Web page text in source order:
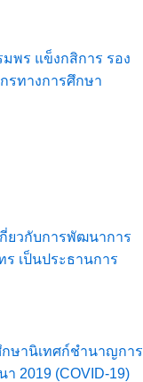
พร แข็งกสิการ รอง
รทางการศึกษา
ยวกับการพัฒนาการ
เป็นประธานการ
กษานิเทศก์ชำนาญการ
2019 (COVID-19)